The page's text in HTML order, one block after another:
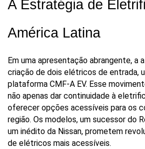
A Estratégia de
América Latina
Em uma apresentação abrangente, a
criação de dois elétricos de entrada,
plataforma CMF-A EV. Esse
não apenas dar continuidade à
oferecer opções acessíveis para os
região. Os modelos, um sucessor do
um inédito da Nissan, prometem
de elétricos mais acessíveis.